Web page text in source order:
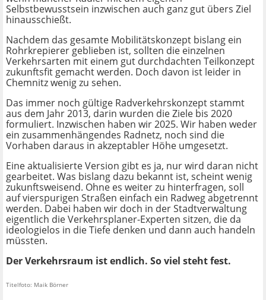
Selbstbewusstsein inzwischen auch ganz gut übers Ziel
hinausschießt.
Nachdem das gesamte Mobilitätskonzept bislang ein
Rohrkrepierer geblieben ist, sollten die einzelnen
Verkehrsarten mit einem gut durchdachten Teilkonzept
zukunftsfit gemacht werden. Doch davon ist leider in
Chemnitz wenig zu sehen.
Das immer noch gültige Radverkehrskonzept stammt
aus dem Jahr 2013, darin wurden die Ziele bis 2020
formuliert. Inzwischen haben wir 2025. Wir haben weder
ein zusammenhängendes Radnetz, noch sind die
Vorhaben daraus in akzeptabler Höhe umgesetzt.
Eine aktualisierte Version gibt es ja, nur wird daran nicht
gearbeitet. Was bislang dazu bekannt ist, scheint wenig
zukunftsweisend. Ohne es weiter zu hinterfragen, soll
auf vierspurigen Straßen einfach ein Radweg abgetrennt
werden. Dabei haben wir doch in der Stadtverwaltung
eigentlich die Verkehrsplaner-Experten sitzen, die da
ideologielos in die Tiefe denken und dann auch handeln
müssten.
Der Verkehrsraum ist endlich. So viel steht fest.
Titelfoto: Maik Börner